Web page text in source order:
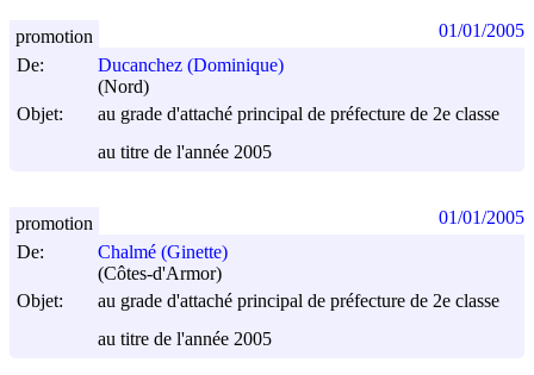
De:
Ducanchez (Dominique)
(Nord)
Objet:
au grade d'attaché principal de préfecture de 2e classe
au titre de l'année 2005
promotion 01/01/2005
De:
Chalmé (Ginette)
(Côtes-d'Armor)
Objet:
au grade d'attaché principal de préfecture de 2e classe
au titre de l'année 2005
promotion 01/01/2005